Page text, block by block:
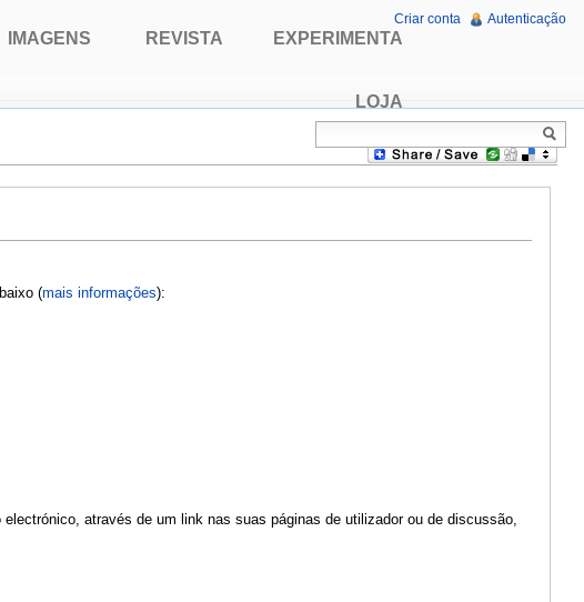
(mais informações):
através de um link nas suas páginas de utilizador ou de discussão,
IMAGENS REVISTA EXPERIMENTA
LOJA
Criar conta Autenticação